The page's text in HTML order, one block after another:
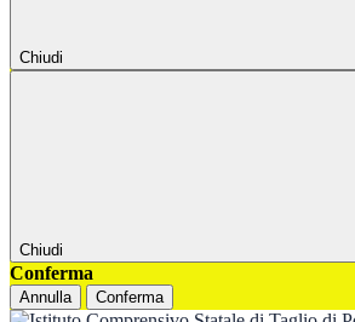
Chiudi
Chiudi
Conferma
Annulla Conferma